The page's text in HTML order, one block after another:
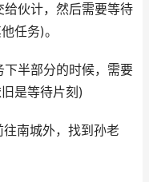
伙计，然后需要等待
任务)。
半部分的时候，需要
是等待片刻)
南城外，找到孙老